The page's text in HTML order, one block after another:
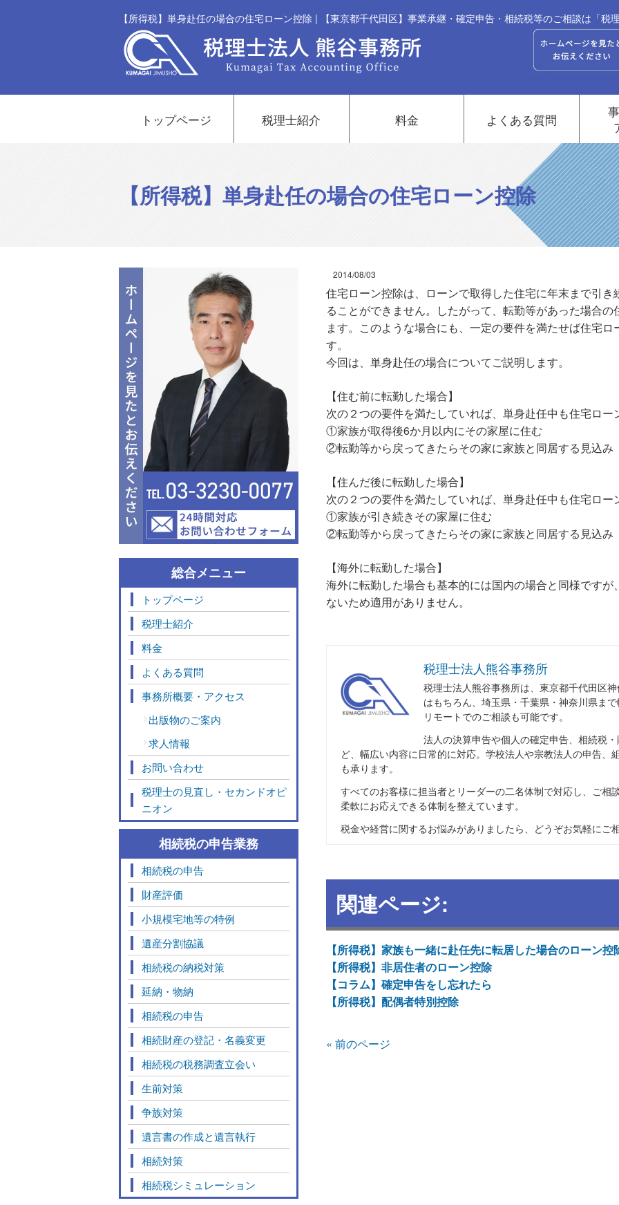
【所得税】単身赴任の場合の住宅ローン控除 | 【東京都千代田区】事業承継・確定申告・相続税等のご相談は「税
トップページ 税理士紹介 料金 よくある質問
【所得税】単身赴任の場合の住宅ローン控除
2014/08/03
住宅ローン控除は、ローンで取得した住宅に年末まで引
ることができません。したがって、転勤等があった場合
ます。このような場合にも、一定の要件を満たせば住宅
す。
今回は、単身赴任の場合についてご説明します。
【住む前に転勤した場合】
次の２つの要件を満たしていれば、単身赴任中も住宅ロー
①家族が取得後6か月以内にその家屋に住む
②転勤等から戻ってきたらその家に家族と同居する見込み
【住んだ後に転勤した場合】
次の２つの要件を満たしていれば、単身赴任中も住宅ロー
①家族が引き続きその家屋に住む
②転勤等から戻ってきたらその家に家族と同居する見込み
【海外に転勤した場合】
海外に転勤した場合も基本的には国内の場合と同様です
ないため適用がありません。
税理士法人熊谷事務所
税理士法人熊谷事務所は、東京都千代田区
はもちろん、埼玉県・千葉県・神奈川県ま
リモートでのご相談も可能です。
法人の決算申告や個人の確定申告、相続税
ど、幅広い内容に日常的に対応。学校法人や宗教法人の申告、
も承ります。
すべてのお客様に担当者とリーダーの二名体制で対応し、ご相
柔軟にお応えできる体制を整えています。
税金や経営に関するお悩みがありましたら、どうぞお気軽にご
関連ページ:
【所得税】家族も一緒に赴任先に転居した場合のローン控
【所得税】非居住者のローン控除
【コラム】確定申告をし忘れたら
【所得税】配偶者特別控除
« 前のページ
総合メニュー
トップページ
税理士紹介
料金
よくある質問
事務所概要・アクセス
出版物のご案内
求人情報
お問い合わせ
税理士の見直し・セカンドオピ
ニオン
相続税の申告業務
相続税の申告
財産評価
小規模宅地等の特例
遺産分割協議
相続税の納税対策
延納・物納
相続税の申告
相続財産の登記・名義変更
相続税の税務調査立会い
生前対策
争族対策
遺言書の作成と遺言執行
相続対策
相続税シミュレーション